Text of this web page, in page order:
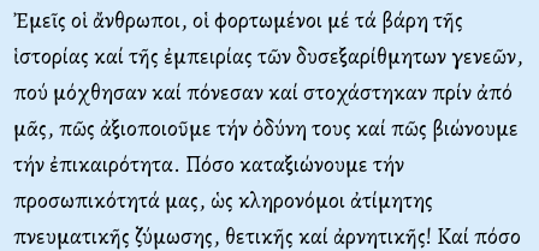
Ἐμεῖς οἱ ἄνθρωποι, οἱ φορτωμένοι μέ τά βάρη τῆς
ἱστορίας καί τῆς ἐμπειρίας τῶν δυσεξαρίθμητων γενεῶν,
πού μόχθησαν καί πόνεσαν καί στοχάστηκαν πρίν ἀπό
μᾶς, πῶς ἀξιοποιοῦμε τήν ὀδύνη τους καί πῶς βιώνουμε
τήν ἐπικαιρότητα. Πόσο καταξιώνουμε τήν
προσωπικότητά μας, ὡς κληρονόμοι ἀτίμητης
πνευματικῆς ζύμωσης, θετικῆς καί ἀρνητικῆς! Καί πόσο